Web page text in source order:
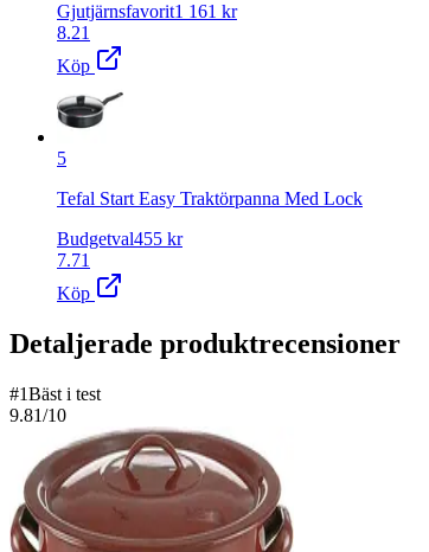
Gjutjärnsfavorit1 161 kr
8.21
Köp
5
Tefal Start Easy Traktörpanna Med Lock
Budgetval455 kr
7.71
Köp
Detaljerade produktrecensioner
#1Bäst i test
9.81/10